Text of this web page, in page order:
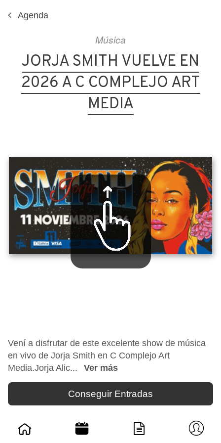
Agenda
Música
JORJA SMITH VUELVE EN
2026 A C COMPLEJO ART
MEDIA
Vení a disfrutar de este excelente show de música
en vivo de Jorja Smith en C Complejo Art
Media.Jorja Alic...
Ver más
Conseguir Entradas